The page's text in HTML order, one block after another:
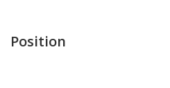
Position